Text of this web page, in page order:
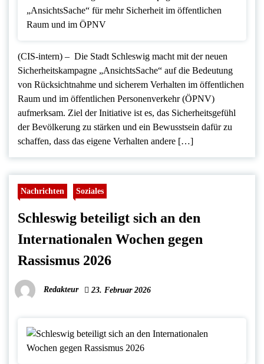
(CIS-intern) – Die Stadt Schleswig macht mit der neuen
Sicherheitskampagne „AnsichtsSache“ auf die Bedeutung
von Rücksichtnahme und sicherem Verhalten im öffentlichen
Raum und im öffentlichen Personenverkehr (ÖPNV)
aufmerksam. Ziel der Initiative ist es, das Sicherheitsgefühl
der Bevölkerung zu stärken und ein Bewusstsein dafür zu
schaffen, dass das eigene Verhalten andere […]
Nachrichten Soziales
Schleswig beteiligt sich an den
Internationalen Wochen gegen
Rassismus 2026
Redakteur 23. Februar 2026